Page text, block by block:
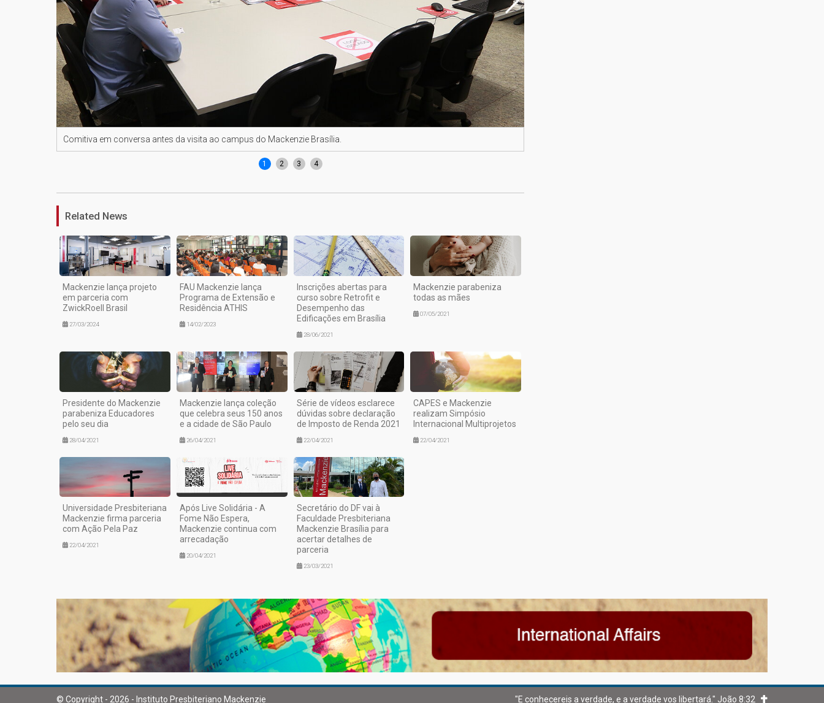
Comitiva em conversa antes da visita ao campus do Mackenzie Brasília.
1 2 3 4
Related News
Mackenzie lança projeto
em parceria com
ZwickRoell Brasil
27/03/2024
FAU Mackenzie lança
Programa de Extensão e
Residência ATHIS
14/02/2023
Inscrições abertas para
curso sobre Retrofit e
Desempenho das
Edificações em Brasília
28/06/2021
Mackenzie parabeniza
todas as mães
07/05/2021
Presidente do Mackenzie
parabeniza Educadores
pelo seu dia
28/04/2021
Mackenzie lança coleção
que celebra seus 150 anos
e a cidade de São Paulo
26/04/2021
Série de vídeos esclarece
dúvidas sobre declaração
de Imposto de Renda 2021
22/04/2021
CAPES e Mackenzie
realizam Simpósio
Internacional Multiprojetos
22/04/2021
Universidade Presbiteriana
Mackenzie firma parceria
com Ação Pela Paz
22/04/2021
Após Live Solidária - A
Fome Não Espera,
Mackenzie continua com
arrecadação
20/04/2021
Secretário do DF vai à
Faculdade Presbiteriana
Mackenzie Brasília para
acertar detalhes de
parceria
23/03/2021
© Copyright - 2026 - Instituto Presbiteriano Mackenzie "E conhecereis a verdade, e a verdade vos libertará." João 8:32